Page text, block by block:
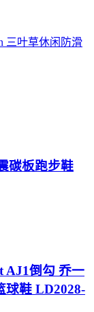
三叶草休闲防滑
碳板跑步鞋
AJ1倒勾 乔一
球鞋 LD2028-